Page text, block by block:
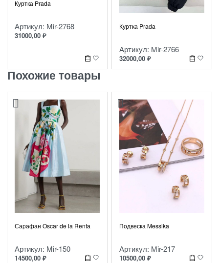
Куртка Prada
Артикул: Mir-2768
31000,00 ₽
Куртка Prada
Артикул: Mir-2766
32000,00 ₽
Похожие товары
Сарафан Oscar de la Renta
Артикул: Mir-150
14500,00 ₽
Подвеска Messika
Артикул: Mir-217
10500,00 ₽